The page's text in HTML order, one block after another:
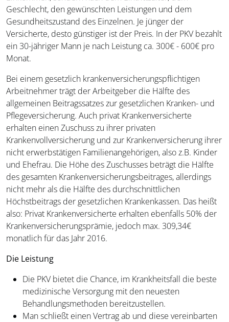
Geschlecht, den gewünschten Leistungen und dem
Gesundheitszustand des Einzelnen. Je jünger der
Versicherte, desto günstiger ist der Preis. In der PKV bezahlt
ein 30-jähriger Mann je nach Leistung ca. 300€ - 600€ pro
Monat.
Bei einem gesetzlich krankenversicherungspflichtigen
Arbeitnehmer trägt der Arbeitgeber die Hälfte des
allgemeinen Beitragssatzes zur gesetzlichen Kranken- und
Pflegeversicherung. Auch privat Krankenversicherte
erhalten einen Zuschuss zu ihrer privaten
Krankenvollversicherung und zur Krankenversicherung ihrer
nicht erwerbstätigen Familienangehörigen, also z.B. Kinder
und Ehefrau. Die Höhe des Zuschusses beträgt die Hälfte
des gesamten Krankenversicherungsbeitrages, allerdings
nicht mehr als die Hälfte des durchschnittlichen
Höchstbeitrags der gesetzlichen Krankenkassen. Das heißt
also: Privat Krankenversicherte erhalten ebenfalls 50% der
Krankenversicherungsprämie, jedoch max. 309,34€
monatlich für das Jahr 2016.
Die Leistung
Die PKV bietet die Chance, im Krankheitsfall die beste
medizinische Versorgung mit den neuesten
Behandlungsmethoden bereitzustellen.
Man schließt einen Vertrag ab und diese vereinbarten